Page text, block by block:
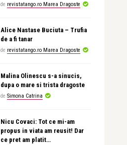
de revistatango.ro Marea Dragoste
Alice Nastase Buciuta – Trufia
de a fi tanar
de revistatango.ro Marea Dragoste
Malina Olinescu s-a sinucis,
dupa o mare si trista dragoste
de Simona Catrina
Nicu Covaci: Tot ce mi-am
propus in viata am reusit! Dar
ce pret am platit…